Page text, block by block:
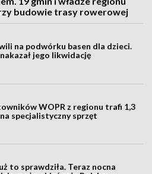
budowie trasy rowerowej
na podwórku basen dla dzieci.
jego likwidację
WOPR z regionu trafi 1,3
na specjalistyczny sprzęt
to sprawdziła. Teraz nocna